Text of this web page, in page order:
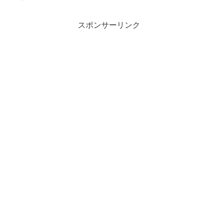
スポンサーリンク